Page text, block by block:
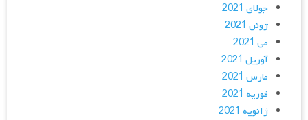
جولای 2021
ژوئن 2021
می 2021
آوریل 2021
مارس 2021
فوریه 2021
ژانویه 2021